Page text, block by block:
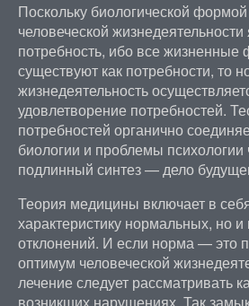
Поскольку биологической
человеческой жизнедеятельности
потребность, ибо все жизненные
существуют как потребности, то
жизнедеятельность
удовлетворение потребностей.
потребностей органично
биологии и проблемы психологии
подлинный синтез — дело
Теория медицины включает в
характеристику нормальных, но и
отклонений. И если норма — это
оптимум человеческой
лечение следует рассматривать